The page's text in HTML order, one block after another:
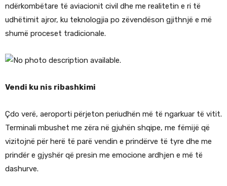
ndërkombëtare të aviacionit civil dhe me realitetin e ri të
udhëtimit ajror, ku teknologjia po zëvendëson gjithnjë e më
shumë proceset tradicionale.
Vendi ku nis ribashkimi
Çdo verë, aeroporti përjeton periudhën më të ngarkuar të vitit.
Terminali mbushet me zëra në gjuhën shqipe, me fëmijë që
vizitojnë për herë të parë vendin e prindërve të tyre dhe me
prindër e gjyshër që presin me emocione ardhjen e më të
dashurve.